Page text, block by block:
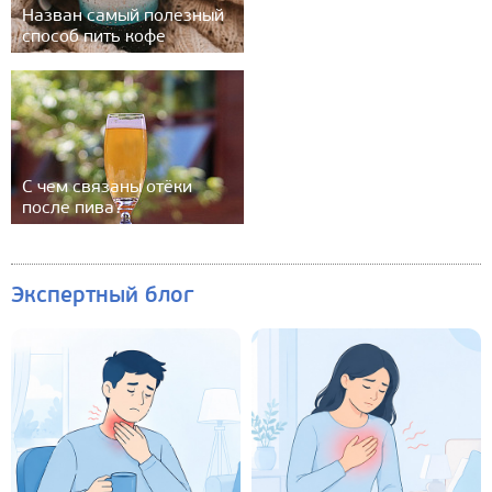
Назван самый полезный
способ пить кофе
С чем связаны отёки
после пива?
Экспертный блог